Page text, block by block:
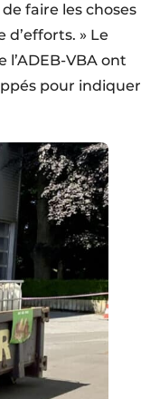
faire les choses
» Le
l’ADEB-VBA ont
pour indiquer